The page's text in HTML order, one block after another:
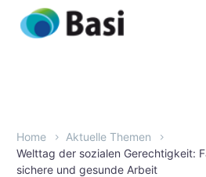
Home
Aktuelle Themen
Welttag der sozialen Gerechtigkeit:
sichere und gesunde Arbeit